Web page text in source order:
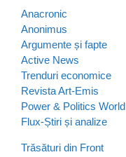
Anacronic
Anonimus
Argumente și fapte
Active News
Trenduri economice
Revista Art-Emis
Power & Politics World
Flux-Știri și analize
Trăsături din Front